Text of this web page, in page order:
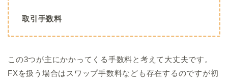
取引手数料
この3つが主にかかってくる手数料と考えて大丈夫です。
FXを扱う場合はスワップ手数料なども存在するのですが初